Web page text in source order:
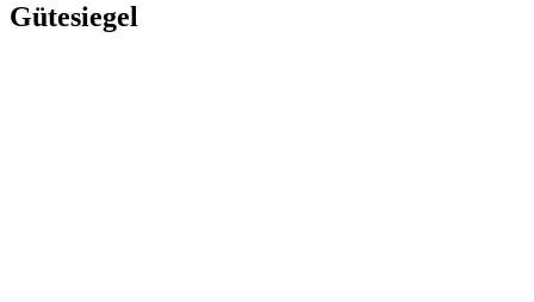
Gütesiegel